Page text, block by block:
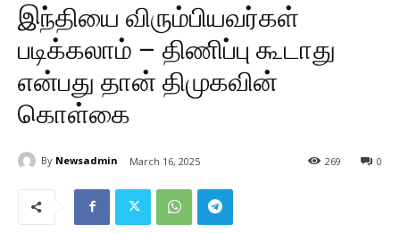
இந்தியை விரும்பியவர்கள்
படிக்கலாம் – திணிப்பு கூடாது
என்பது தான் திமுகவின்
கொள்கை
By Newsadmin March 16, 2025 0
269